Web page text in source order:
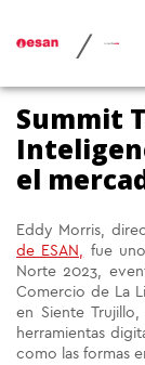
/
Summit
el
Eddy Morris,
de ESAN, fue
Norte 2023,
Comercio de La
en Siente
herramientas
como las formas